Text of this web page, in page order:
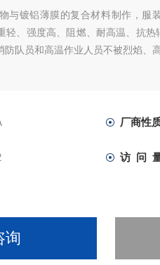
与镀铝薄膜的复合材料制作，服
轻、强度高、阻燃、耐高温、抗
队员和高温作业人员不被烈焰、高
厂商性
访 问
询